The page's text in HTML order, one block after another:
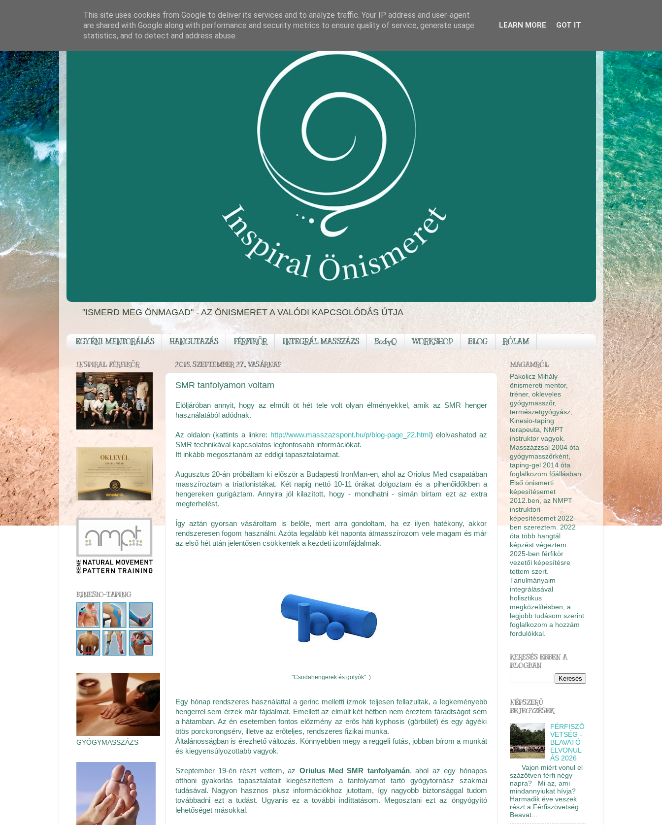
"ISMERD MEG ÖNMAGAD" - AZ ÖNISMERET A VALÓDI KAPCSOLÓDÁS ÚTJA
EGYÉNI MENTORÁLÁS HANGUTAZÁS FÉRFIKÖR INTEGRÁL MASSZÁZS BodyQ WORKSHOP BLOG RÓLAM
2015. SZEPTEMBER 27., VASÁRNAP
SMR tanfolyamon voltam
Elöljáróban annyit, hogy az elmúlt öt hét tele volt olyan élményekkel, amik az SMR henger
használatából adódnak.
Az oldalon (kattints a linkre: http://www.masszazspont.hu/p/blog-page_22.html ) elolvashatod az
SMR technikával kapcsolatos legfontosabb információkat.
Itt inkább megosztanám az eddigi tapasztalataimat.
Augusztus 20-án próbáltam ki először a Budapesti IronMan-en, ahol az Oriolus Med csapatában
masszíroztam a triatlonistákat. Két napig nettó 10-11 órákat dolgoztam és a pihenőidőkben a
hengereken gurigáztam. Annyira jól kilazított, hogy - mondhatni - simán bírtam ezt az extra
megterhelést.
Így aztán gyorsan vásároltam is belőle, mert arra gondoltam, ha ez ilyen hatékony, akkor
rendszeresen fogom használni. Azóta legalább két naponta átmasszírozom vele magam és már
az első hét után jelentősen csökkentek a kezdeti izomfájdalmak.
"Csodahengerek és golyók" :)
Egy hónap rendszeres használattal a gerinc melletti izmok teljesen fellazultak, a legkeményebb
hengerrel sem érzek már fájdalmat. Emellett az elmúlt két hétben nem éreztem fáradtságot sem
a hátamban. Az én esetemben fontos előzmény az erős háti kyphosis (görbület) és egy ágyéki
ötös porckorongsérv, illetve az erőteljes, rendszeres fizikai munka.
Általánosságban is érezhető változás. Könnyebben megy a reggeli futás, jobban bírom a munkát
és kiegyensúlyozottabb vagyok.
Szeptember 19-én részt vettem, az Oriulus Med SMR tanfolyamán, ahol az egy hónapos
otthoni gyakorlás tapasztalatait kiegészítettem a tanfolyamot tartó gyógytornász szakmai
tudásával. Nagyon hasznos plusz információkhoz jutottam, így nagyobb biztonsággal tudom
továbbadni ezt a tudást. Ugyanis ez a további indíttatásom. Megosztani ezt az öngyógyító
lehetőséget másokkal.
INSPIRAL FÉRFIKÖR
KINESIO-TAPING
GYÓGYMASSZÁZS
MAGAMRÓL
Pákolicz Mihály
önismereti mentor,
tréner, okleveles
gyógymasszőr,
természetgyógyász,
Kinesio-taping
terapeuta, NMPT
instruktor vagyok.
Masszázzsal 2004 óta
gyógymasszőrként,
taping-gel 2014 óta
foglalkozom főállásban.
Első önismerti
képesítésemet
2012.ben, az NMPT
instruktori
képesítésemet 2022-
ben szereztem. 2022
óta több hangtál
képzést végeztem.
2025-ben férfikör
vezetői képesítésre
tettem szert.
Tanulmányaim
integrálásával
holisztikus
megközelítésben, a
legjobb tudásom szerint
foglalkozom a hozzám
fordulókkal.
KERESÉS EBBEN A
BLOGBAN
NÉPSZERŰ
BEJEGYZÉSEK
FÉRFISZÖ
VETSÉG -
BEAVATÓ
ELVONUL
ÁS 2026
Vajon miért vonul el
százötven férfi négy
napra? Mi az, ami
mindannyiukat hívja?
Harmadik éve veszek
részt a Férfiszövetség
Beavat...
This site uses cookies from Google to deliver its services and to analyze traffic. Your IP address and user-agent
are shared with Google along with performance and security metrics to ensure quality of service, generate usage
statistics, and to detect and address abuse.
LEARN MORE GOT IT